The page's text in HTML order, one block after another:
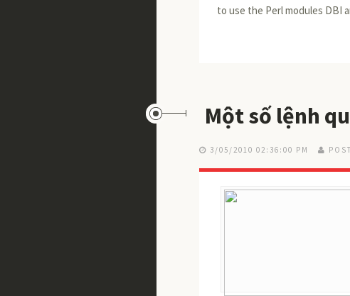
to use the Perl modules DBI
Một số lệnh
3/05/2010 02:36:00 PM